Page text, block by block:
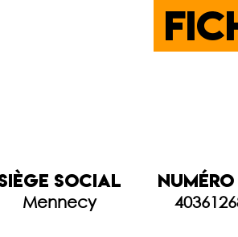
social
Mennecy
Numéro